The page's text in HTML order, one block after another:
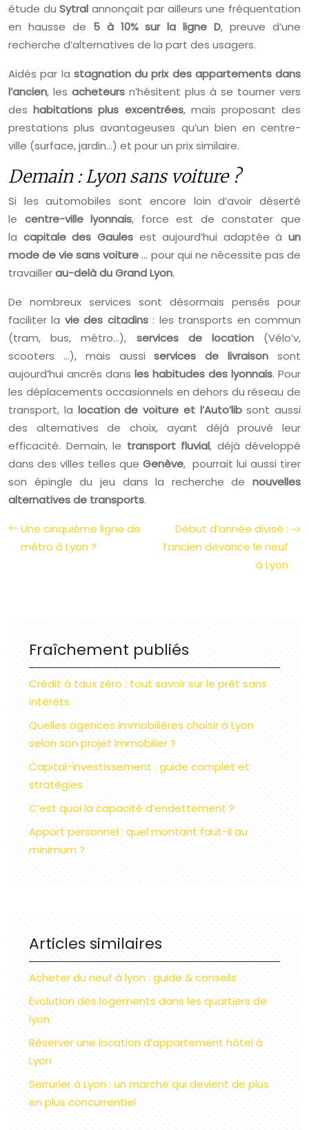
étude duSytral annonçait par ailleurs une fréquentation
en hausse de 5 à 10% sur la ligne D, preuve d’une
recherche d’alternatives de la part des usagers.
Aidés par la stagnation du prix des appartements dans
l’ancien, les acheteurs n’hésitent plus à se tourner vers
deshabitations plus excentrées, mais proposant des
prestations plus avantageuses qu’un bien en centre-
ville (surface, jardin…) et pour un prix similaire.
Demain : Lyon sans voiture ?
Si les automobiles sont encore loin d’avoir déserté
le centre-ville lyonnais, force est de constater que
la capitale des Gaulesest aujourd’hui adaptée à un
mode de vie sans voiture … pour qui ne nécessite pas de
travaillerau-delà du Grand Lyon.
De nombreux services sont désormais pensés pour
faciliter la vie des citadins: les transports en commun
(tram, bus, métro…), services de location(Vélo’v,
scooters …), mais aussiservices de livraison sont
aujourd’hui ancrés dans les habitudes des lyonnais. Pour
les déplacements occasionnels en dehors du réseau de
transport, la location de voiture et l’Auto’libsont aussi
des alternatives de choix, ayant déjà prouvé leur
efficacité. Demain, le transport fluvial, déjà développé
dans des villes telles que Genève, pourrait lui aussi tirer
son épingle du jeu dans la recherche de nouvelles
alternatives de transports.
Une cinquième ligne de
métro à Lyon ?
Début d’année divisé :
l’ancien devance le neuf
à Lyon
Fraîchement publiés
Crédit à taux zéro : tout savoir sur le prêt sans
intérêts
Quelles agences immobilières choisir à Lyon
selon son projet immobilier ?
Capital-investissement : guide complet et
stratégies
C’est quoi la capacité d’endettement ?
Apport personnel : quel montant faut-il au
minimum ?
Articles similaires
Acheter du neuf à lyon : guide & conseils
Évolution des logements dans les quartiers de
lyon
Réserver une location d’appartement hôtel à
Lyon
Serrurier à Lyon : un marché qui devient de plus
en plus concurrentiel